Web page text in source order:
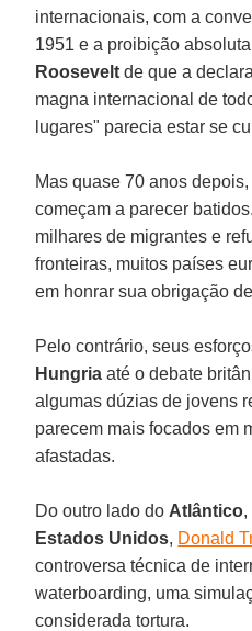
internacionais, com a
1951 e a proibição
Roosevelt de que a
magna internacional de
lugares" parecia estar se
Mas quase 70 anos
começam a parecer
milhares de migrantes e
fronteiras, muitos países
em honrar sua obrigação
Pelo contrário, seus
Hungria até o debate
algumas dúzias de jovens
parecem mais focados em
afastadas.
Do outro lado do Atlântico,
Estados Unidos, Donald
controversa técnica de
waterboarding, uma
considerada tortura.